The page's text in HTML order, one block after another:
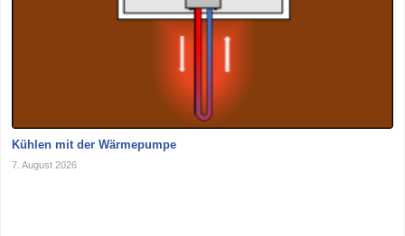
Kühlen mit der Wärmepumpe
7. August 2026